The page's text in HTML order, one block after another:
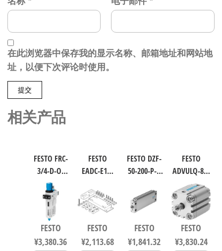
在此浏览器中保存我的显示名称、邮箱地址和网站地
址，以便下次评论时使用。
相关产品
FESTO FRC-
3/4-D-O-
MAXI 过滤
减压阀润
滑器组合
符合ISO
8573-1:2010
162744
FESTO
¥3,380.36
FESTO
EADC-E16-
业自动化
零部件 规
8047581
FESTO
¥2,113.68
FESTO DZF-
50-200-P-A
缸 行程
200mm 缸
164075
FESTO
¥1,841.32
FESTO
ADVULQ-80-
60-A-P-A 紧
凑型抗扭
气缸 行程
60mm 缸径
80mm
156833
FESTO
¥3,830.24